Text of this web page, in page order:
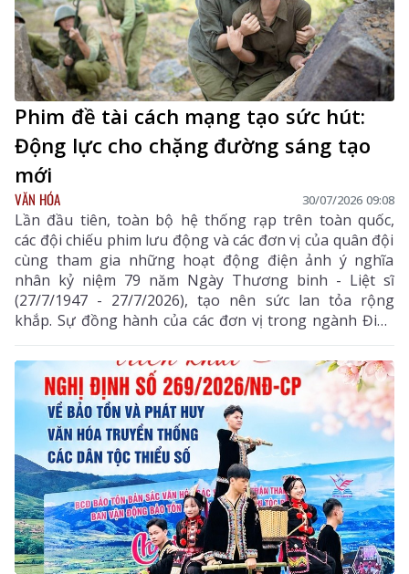
Phim đề tài cách mạng tạo sức hút:
Động lực cho chặng đường sáng tạo
mới
VĂN HÓA 30/07/2026 09:08
Lần đầu tiên, toàn bộ hệ thống rạp trên toàn quốc,
các đội chiếu phim lưu động và các đơn vị của quân đội
cùng tham gia những hoạt động điện ảnh ý nghĩa
nhân kỷ niệm 79 năm Ngày Thương binh - Liệt sĩ
(27/7/1947 - 27/7/2026), tạo nên sức lan tỏa rộng
khắp. Sự đồng hành của các đơn vị trong ngành Điện
ảnh cùng sự hưởng ứng của công chúng đem lại động
lực cho dòng phim đề tài lịch sử, cách mạng bước vào
một chặng đường phát triển mới.